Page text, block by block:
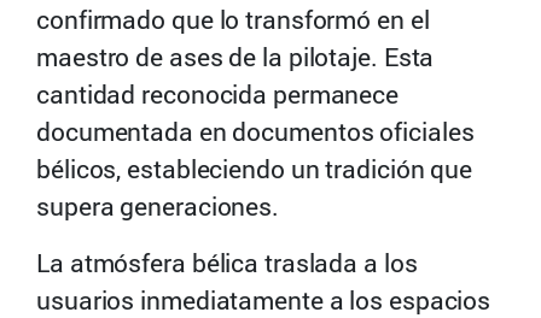
confirmado que lo transformó en el
maestro de ases de la pilotaje. Esta
cantidad reconocida permanece
documentada en documentos oficiales
bélicos, estableciendo un tradición que
supera generaciones.
La atmósfera bélica traslada a los
usuarios inmediatamente a los espacios